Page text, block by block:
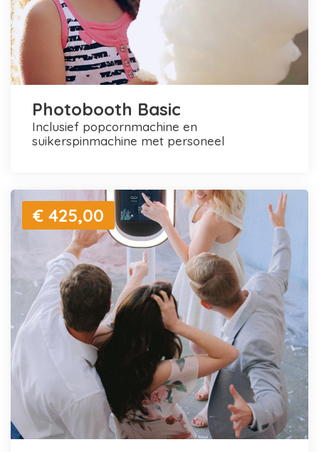
Photobooth Basic
inclusief popcornmachine en
suikerspinmachine met personeel
€ 425,00